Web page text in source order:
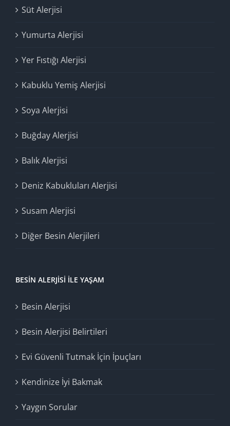
Süt Alerjisi
Yumurta Alerjisi
Yer Fıstığı Alerjisi
Kabuklu Yemiş Alerjisi
Soya Alerjisi
Buğday Alerjisi
Balık Alerjisi
Deniz Kabukluları Alerjisi
Susam Alerjisi
Diğer Besin Alerjileri
BESIN ALERJISI İLE YAŞAM
Besin Alerjisi
Besin Alerjisi Belirtileri
Evi Güvenli Tutmak İçin İpuçları
Kendinize İyi Bakmak
Yaygın Sorular